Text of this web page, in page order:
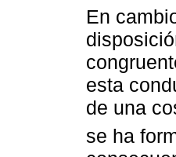
En
esta
de una
se ha